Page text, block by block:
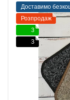
Доставимо
Розпродаж
3
3